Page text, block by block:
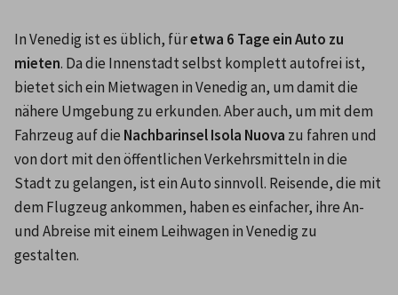
In Venedig ist es üblich, für etwa 6 Tage ein Auto zu
mieten. Da die Innenstadt selbst komplett autofrei ist,
bietet sich ein Mietwagen in Venedig an, um damit die
nähere Umgebung zu erkunden. Aber auch, um mit dem
Fahrzeug auf die Nachbarinsel Isola Nuova zu fahren und
von dort mit den öffentlichen Verkehrsmitteln in die
Stadt zu gelangen, ist ein Auto sinnvoll. Reisende, die mit
dem Flugzeug ankommen, haben es einfacher, ihre An-
und Abreise mit einem Leihwagen in Venedig zu
gestalten.